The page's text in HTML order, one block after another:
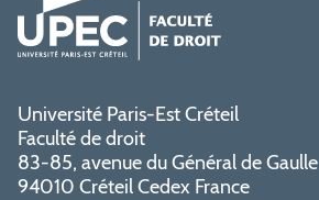
Université Paris-Est Créteil
Faculté de droit
83-85, avenue du Général de Gaulle
94010 Créteil Cedex France